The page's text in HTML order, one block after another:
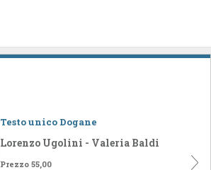
Testo unico Dogane
Lorenzo Ugolini - Valeria Baldi
Prezzo 55,00